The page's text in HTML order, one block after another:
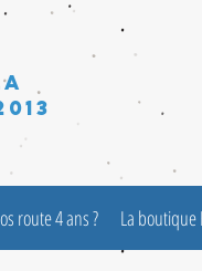
route 4 ans ? La boutique